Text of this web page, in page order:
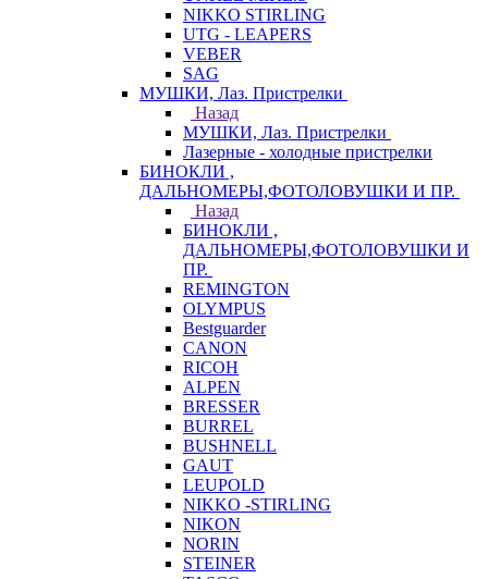
NIKKO STIRLING
UTG - LEAPERS
VEBER
SAG
МУШКИ, Лаз. Пристрелки
Назад
МУШКИ, Лаз. Пристрелки
Лазерные - холодные пристрелки
БИНОКЛИ ,
ДАЛЬНОМЕРЫ,ФОТОЛОВУШКИ И ПР.
Назад
БИНОКЛИ ,
ДАЛЬНОМЕРЫ,ФОТОЛОВУШКИ И
ПР.
REMINGTON
OLYMPUS
Bestguarder
CANON
RICOH
ALPEN
BRESSER
BURREL
BUSHNELL
GAUT
LEUPOLD
NIKKO -STIRLING
NIKON
NORIN
STEINER